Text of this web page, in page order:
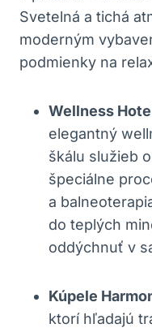
Svetelná⁢ a tichá
moderným
podmienky na
Wellness
elegantný
⁢škálu služieb
špeciálne
a
do teplých
oddýchnuť v
Kúpele
ktorí hľadajú